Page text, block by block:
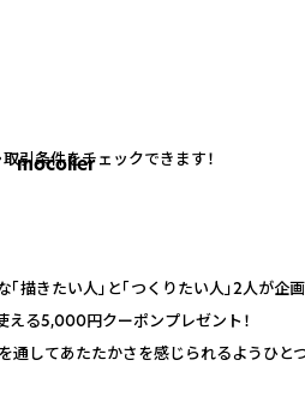
mocolier
描きたい人」と「つくりたい人」2人が企
通してあたたかさを感じられるようひと
引条件をチェックできます！
える5,000円クーポンプレゼント！